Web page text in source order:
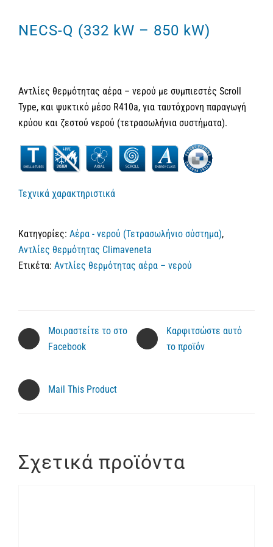
NECS-Q (332 kW – 850 kW)
Αντλίες θερμότητας αέρα – νερού με συμπιεστές Scroll
Type, και ψυκτικό μέσο R410a, για ταυτόχρονη παραγωγή
κρύου και ζεστού νερού (τετρασωλήνια συστήματα).
Τεχνικά χαρακτηριστικά
Κατηγορίες: Αέρα - νερού (Τετρασωλήνιο σύστημα),
Αντλίες θερμότητας Climaveneta
Ετικέτα: Αντλίες θερμότητας αέρα – νερού
Μοιραστείτε το στο
Facebook
Καρφιτσώστε αυτό
το προϊόν
Mail This Product
Σχετικά προϊόντα